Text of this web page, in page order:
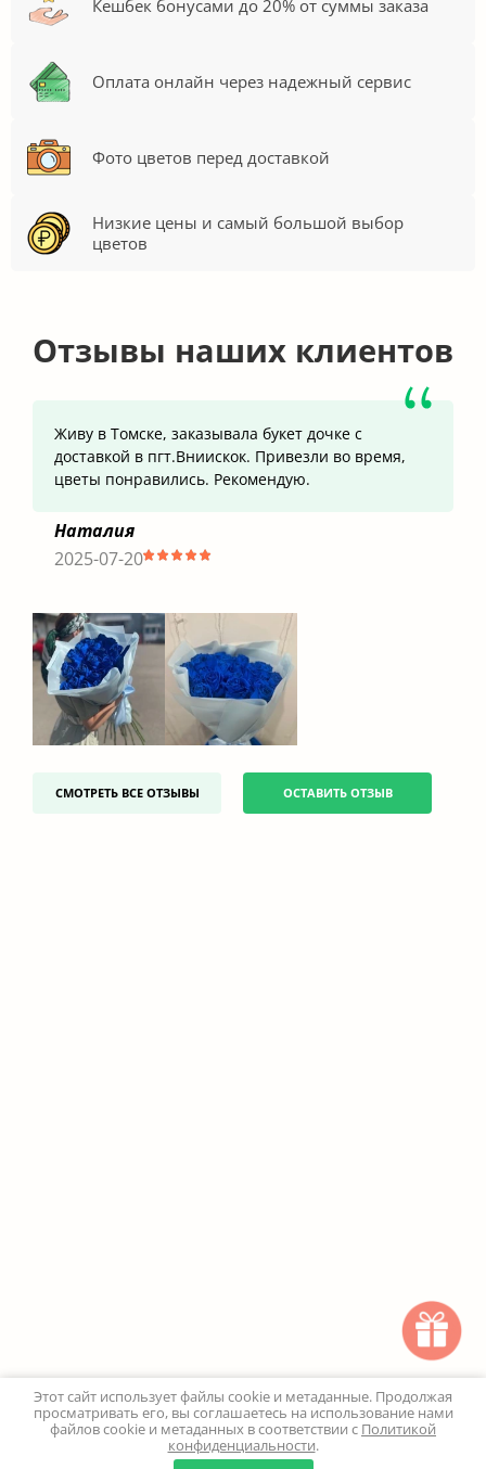
Кешбек бонусами до 20% от суммы заказа
Оплата онлайн через надежный сервис
Фото цветов перед доставкой
Низкие цены и самый большой выбор
цветов
Отзывы наших клиентов
Живу в Томске, заказывала букет дочке с
доставкой в пгт.Вниискок. Привезли во время,
цветы понравились. Рекомендую.
Наталия
2025-07-20
СМОТРЕТЬ ВСЕ ОТЗЫВЫ ОСТАВИТЬ ОТЗЫВ
0
Этот сайт использует файлы cookie и метаданные. Продолжая
просматривать его, вы соглашаетесь на использование нами
файлов cookie и метаданных в соответствии с Политикой
конфиденциальности.